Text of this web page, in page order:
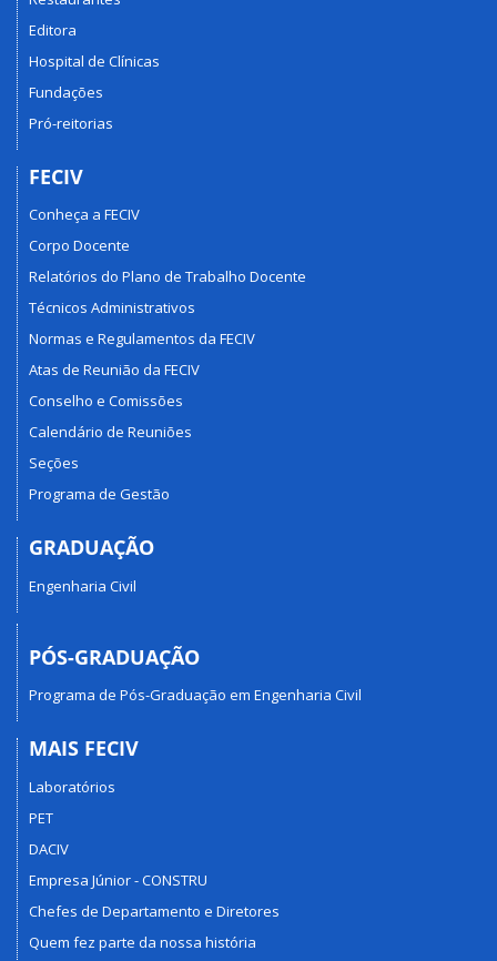
Editora
Hospital de Clínicas
Fundações
Pró-reitorias
FECIV
Conheça a FECIV
Corpo Docente
Relatórios do Plano de Trabalho Docente
Técnicos Administrativos
Normas e Regulamentos da FECIV
Atas de Reunião da FECIV
Conselho e Comissões
Calendário de Reuniões
Seções
Programa de Gestão
GRADUAÇÃO
Engenharia Civil
PÓS-GRADUAÇÃO
Programa de Pós-Graduação em Engenharia Civil
MAIS FECIV
Laboratórios
PET
DACIV
Empresa Júnior - CONSTRU
Chefes de Departamento e Diretores
Quem fez parte da nossa história